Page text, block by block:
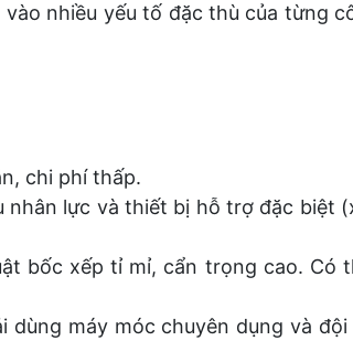
nhiều yếu tố đặc thù của từng
chi phí thấp.
lực và thiết bị hỗ trợ đặc biệt
bốc xếp tỉ mỉ, cẩn trọng cao. Có
máy móc chuyên dụng và